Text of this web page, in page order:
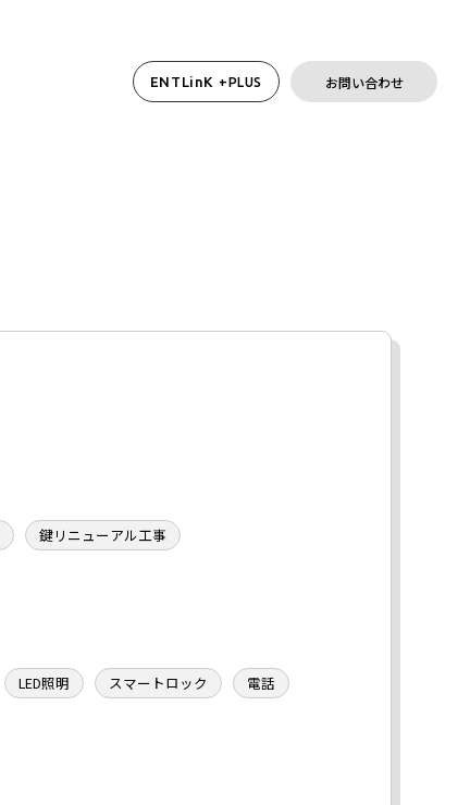
ENTLinK +PLUS お問い合わせ
鍵リニューアル工事
LED照明 スマートロック
電話